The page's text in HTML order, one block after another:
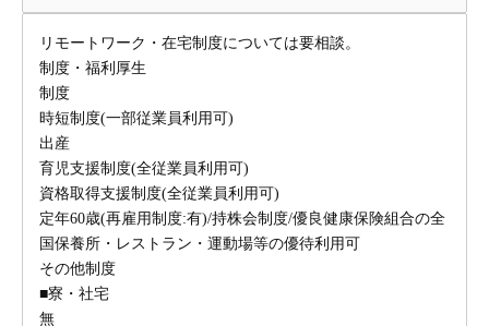
リモートワーク・在宅制度については要相談。
制度・福利厚生
制度
時短制度(一部従業員利用可)
出産
育児支援制度(全従業員利用可)
資格取得支援制度(全従業員利用可)
定年60歳(再雇用制度:有)/持株会制度/優良健康保険組合の全
国保養所・レストラン・運動場等の優待利用可
その他制度
■寮・社宅
無